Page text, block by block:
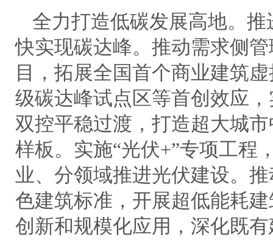
全力打造低碳发展高地。
快实现碳达峰。推动需求侧
目，拓展全国首个商业建筑
级碳达峰试点区等首创效应
双控平稳过渡，打造超大城
样板。实施“光伏+”专项工程
业、分领域推进光伏建设。
色建筑标准，开展超低能耗
创新和规模化应用，深化既